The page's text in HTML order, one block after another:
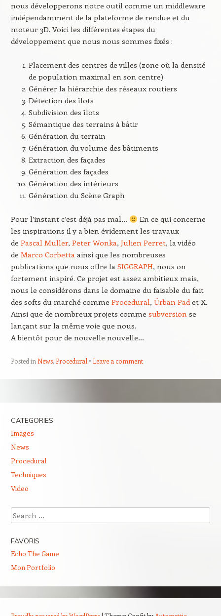
nous développerons notre outil comme un middleware
indépendamment de la plateforme de rendue et du
moteur 3D. Voici les différentes étapes du
développement que nous nous sommes fixés :
Placement des centres de villes (zone où la densité
de population maximal en son centre)
Générer la hiérarchie des réseaux routiers
Détection des îlots
Subdivision des îlots
Sémantique des terrains à bâtir
Génération du terrain
Génération du volume des bâtiments
Extraction des façades
Génération des façades
Génération des intérieurs
Génération du Scène Graph
Pour l’instant c’est déjà pas mal…
En ce qui concerne
les inspirations il y a bien évidement les travaux
de Pascal Müller, Peter Wonka, Julien Perret, la vidéo
de Marco Corbettaainsi que les nombreuses
publications que nous offre la SIGGRAPH, nous on
fortement inspiré. Ce projet est assez ambitieux mais,
nous le considérons dans le domaine du faisable du fait
des softs du marché comme Procedural, Ürban Padet X.
Ainsi que de nombreux projets comme subversionse
lançant sur la même voie que nous.
A bientôt pour de nouvelle nouvelle…
Posted in News, Procedural Leave a comment
CATEGORIES
Images
News
Procedural
Techniques
Video
Search
FAVORIS
Echo The Game
Mon Portfolio